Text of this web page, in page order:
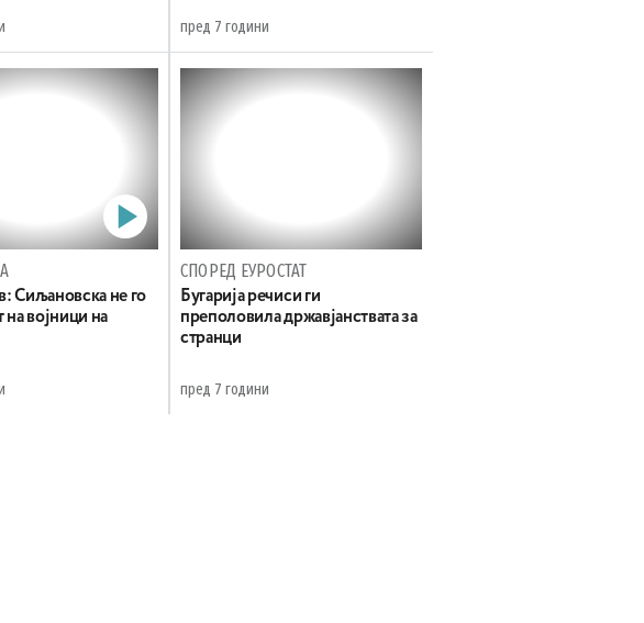
пред 7 години
Сиљановска не го
на војници на
СПОРЕД ЕУРОСТАТ
Бугарија речиси ги
преполовила државјанствата за
странци
пред 7 години